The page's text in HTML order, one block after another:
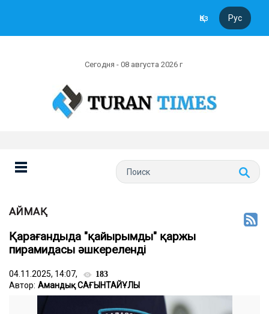
Қаз Рус
Сегодня - 08 августа 2026 г
АЙМАҚ
Қарағандыда "қайырымды" қаржы
пирамидасы әшкереленді
04.11.2025, 14:07, 183
Автор: Амандық САҒЫНТАЙҰЛЫ